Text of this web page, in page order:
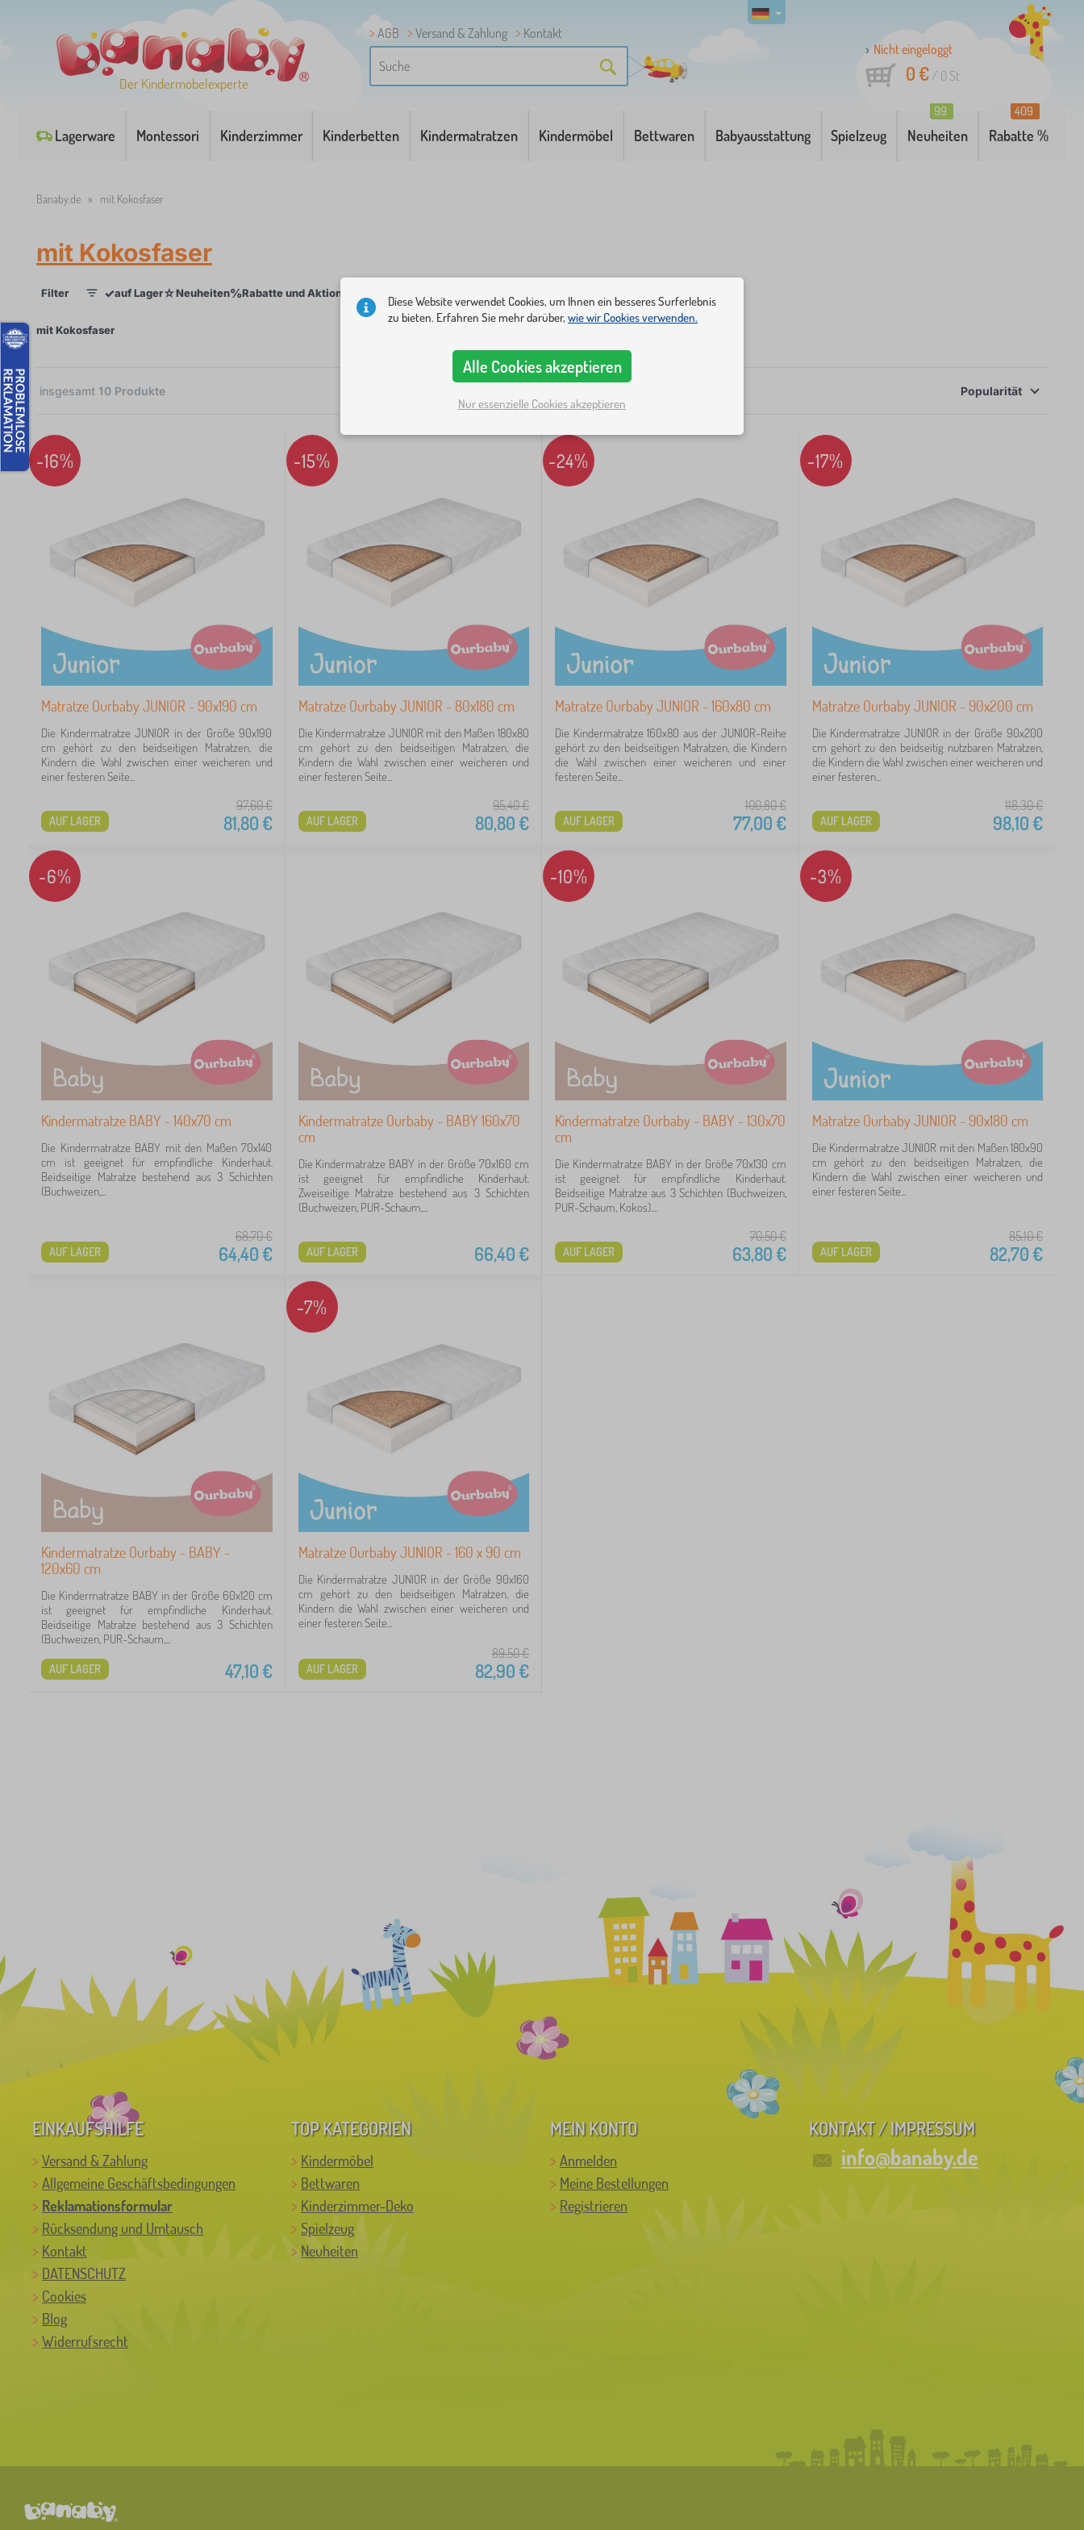
Der Kindermöbelexperte
AGB Versand & Zahlung
Kontakt
Nicht eingeloggt
0 €/ 0 St
Lagerware Montessori Kinderzimmer Kinderbetten Kindermatratzen Kindermöbel Bettwaren Babyausstattung Spielzeug Neuheiten
99
Rabatte %
409
Banaby.de » mit Kokosfaser
mit Kokosfaser
Filter ✓auf Lager☆Neuheiten%Rabatte und Aktionen
10
mit Kokosfaser
insgesamt 10 Produkte
-16%
Matratze Ourbaby JUNIOR - 90x190 cm
Die Kindermatratze JUNIOR in der Größe 90x190
cm gehört zu den beidseitigen Matratzen, die
Kindern die Wahl zwischen einer weicheren und
einer festeren Seite...
97,60€
81,80€
AUF LAGER
-15%
Matratze Ourbaby JUNIOR - 80x180 cm
Die Kindermatratze JUNIOR mit den Maßen 180x80
cm gehört zu den beidseitigen Matratzen, die
Kindern die Wahl zwischen einer weicheren und
einer festeren Seite...
95,40€
80,80€
AUF LAGER
-24%
Matratze Ourbaby JUNIOR - 160x80 cm
Die Kindermatratze 160x80 aus der JUNIOR-Reihe
gehört zu den beidseitigen Matratzen, die Kindern
die Wahl zwischen einer weicheren und einer
festeren Seite...
100,80€
77,00€
AUF LAGER
-17%
Matratze Ourbaby JUNIOR - 90x200 cm
Die Kindermatratze JUNIOR in der Größe 90x200
cm gehört zu den beidseitig nutzbaren Matratzen,
die Kindern die Wahl zwischen einer weicheren und
einer festeren...
118,30€
98,10€
AUF LAGER
-6%
Kindermatratze BABY - 140x70 cm
Die Kindermatratze BABY mit den Maßen 70x140
cm ist geeignet für empfindliche Kinderhaut.
Beidseitige Matratze bestehend aus 3 Schichten
(Buchweizen,...
68,70€
64,40€
AUF LAGER
Kindermatratze Ourbaby - BABY 160x70
cm
Die Kindermatratze BABY in der Größe 70x160 cm
ist geeignet für empfindliche Kinderhaut.
Zweiseitige Matratze bestehend aus 3 Schichten
(Buchweizen, PUR-Schaum,...
66,40€
AUF LAGER
-10%
Kindermatratze Ourbaby - BABY - 130x70
cm
Die Kindermatratze BABY in der Größe 70x130 cm
ist geeignet für empfindliche Kinderhaut.
Beidseitige Matratze aus 3 Schichten (Buchweizen,
PUR-Schaum, Kokos)....
70,50€
63,80€
AUF LAGER
-3%
Matratze Ourbaby JUNIOR - 90x180 cm
Die Kindermatratze JUNIOR mit den Maßen 180x90
cm gehört zu den beidseitigen Matratzen, die
Kindern die Wahl zwischen einer weicheren und
einer festeren Seite...
85,10€
82,70€
AUF LAGER
Kindermatratze Ourbaby - BABY -
120x60 cm
Die Kindermatratze BABY in der Größe 60x120 cm
ist geeignet für empfindliche Kinderhaut.
Beidseitige Matratze bestehend aus 3 Schichten
(Buchweizen, PUR-Schaum,...
47,10€
AUF LAGER
-7%
Matratze Ourbaby JUNIOR - 160 x 90 cm
Die Kindermatratze JUNIOR in der Größe 90x160
cm gehört zu den beidseitigen Matratzen, die
Kindern die Wahl zwischen einer weicheren und
einer festeren Seite...
89,50€
82,90€
AUF LAGER
EINKAUFSHILFE
Versand & Zahlung
Allgemeine Geschäftsbedingungen
Reklamationsformular
Rücksendung und Umtausch
Kontakt
DATENSCHUTZ
Cookies
Blog
Widerrufsrecht
TOP KATEGORIEN
Kindermöbel
Bettwaren
Kinderzimmer-Deko
Spielzeug
Neuheiten
MEIN KONTO
Anmelden
Meine Bestellungen
Registrieren
KONTAKT / IMPRESSUM
info@banaby.de
Diese Website verwendet Cookies, um Ihnen ein besseres Surferlebnis
zu bieten. Erfahren Sie mehr darüber, wie wir Cookies verwenden.
Alle Cookies akzeptieren
Nur essenzielle Cookies akzeptieren